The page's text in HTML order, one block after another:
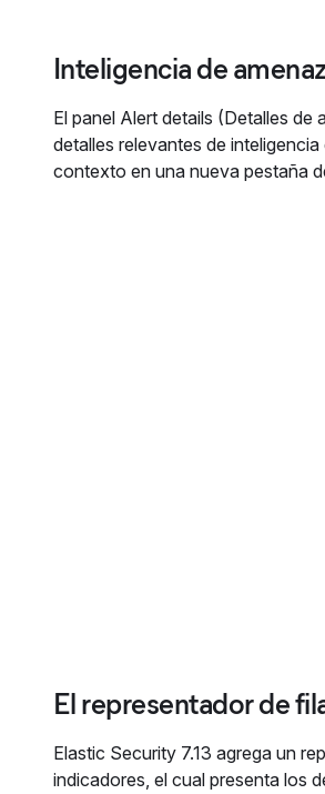
Inteligencia de
El panel Alert details (Detalles
detalles relevantes de
contexto en una nueva pestaña
El representador de
Elastic Security 7.13 agrega un
indicadores, el cual presenta los